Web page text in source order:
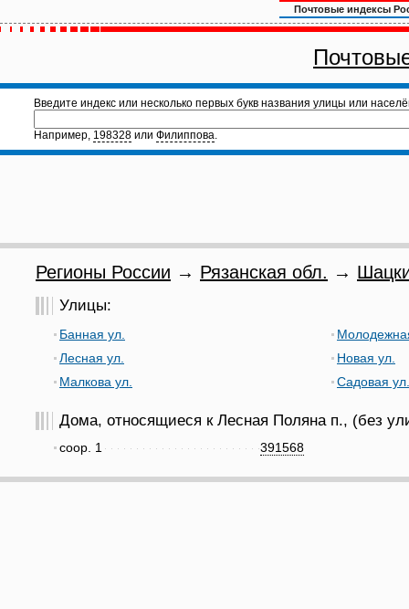
Почтовые индексы
Введите индекс или несколько первых букв названия улицы или
Например, 198328 или Филиппова.
Регионы России → Рязанская обл. →
Улицы:
Банная ул.
Лесная ул.
Малкова ул.
Новая ул.
Садовая ул.
Дома, относящиеся к Лесная Поляна п., (без
391568
соор. 1